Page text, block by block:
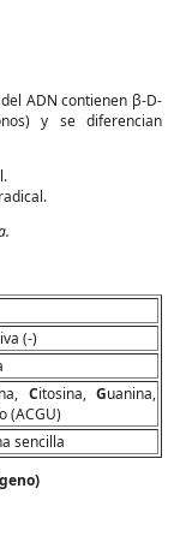
ADN contienen β-D-
y se diferencian
(-)
Citosina, Guanina,
(ACGU)
sencilla